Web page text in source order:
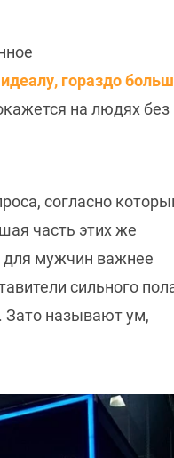
гораздо
на людях без
согласно
часть этих же
для мужчин важнее
сильного
Зато называют ум,